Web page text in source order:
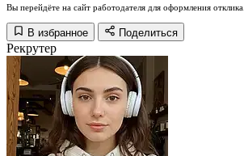
Вы перейдёте на сайт работодателя для оформления отклика.
В избранное Поделиться
Рекрутер